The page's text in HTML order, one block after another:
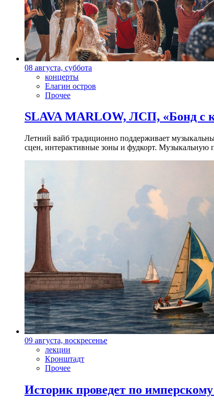
08 августа, суббота
концерты
Елагин остров
Прочее
SLAVA MARLOW, ЛСП, «Бонд с
Летний вайб традиционно поддерживает
сцен, интерактивные зоны и фудкорт. Музыкальную
09 августа, воскресенье
лекции
Кронштадт
Прочее
Историк проведет по